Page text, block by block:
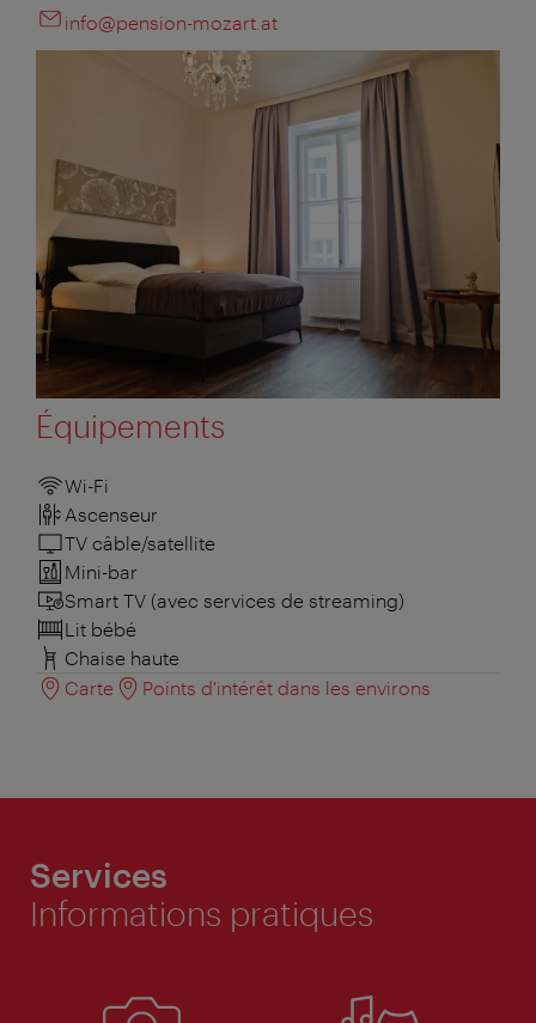
info@pension-mozart.at
Équipements
Wi-Fi
Ascenseur
TV câble/satellite
Mini-bar
Smart TV (avec services de streaming)
Lit bébé
Chaise haute
Carte
Points d'intérêt dans les environs
Services
Informations pratiques